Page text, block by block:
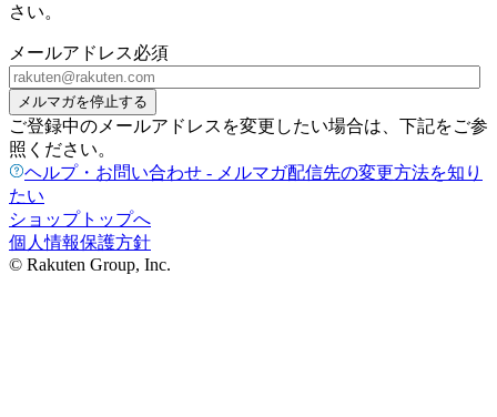
さい。
メールアドレス必須
メルマガを停止する
ご登録中のメールアドレスを変更したい場合は、下記をご参
照ください。
ヘルプ・お問い合わせ - メルマガ配信先の変更方法を知り
たい
ショップトップへ
個人情報保護方針
© Rakuten Group, Inc.